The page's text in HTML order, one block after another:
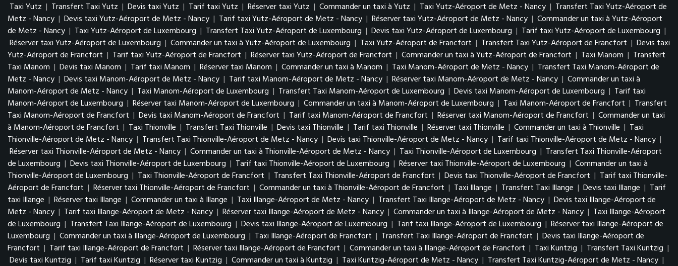
Taxi Yutz | Transfert Taxi Yutz | Devis taxi Yutz | Tarif taxi Yutz | Réserver taxi Yutz | Commander un taxi à Yutz | Taxi Yutz-Aéroport de Metz - Nancy | Transfert Taxi Yutz-Aéroport de
Metz - Nancy | Devis taxi Yutz-Aéroport de Metz - Nancy | Tarif taxi Yutz-Aéroport de Metz - Nancy | Réserver taxi Yutz-Aéroport de Metz - Nancy | Commander un taxi à Yutz-Aéroport
de Metz - Nancy | Taxi Yutz-Aéroport de Luxembourg | Transfert Taxi Yutz-Aéroport de Luxembourg | Devis taxi Yutz-Aéroport de Luxembourg | Tarif taxi Yutz-Aéroport de Luxembourg |
Réserver taxi Yutz-Aéroport de Luxembourg | Commander un taxi à Yutz-Aéroport de Luxembourg | Taxi Yutz-Aéroport de Francfort | Transfert Taxi Yutz-Aéroport de Francfort | Devis taxi
Yutz-Aéroport de Francfort | Tarif taxi Yutz-Aéroport de Francfort | Réserver taxi Yutz-Aéroport de Francfort | Commander un taxi à Yutz-Aéroport de Francfort | Taxi Manom | Transfert
Taxi Manom | Devis taxi Manom | Tarif taxi Manom | Réserver taxi Manom | Commander un taxi à Manom | Taxi Manom-Aéroport de Metz - Nancy | Transfert Taxi Manom-Aéroport de
Metz - Nancy | Devis taxi Manom-Aéroport de Metz - Nancy | Tarif taxi Manom-Aéroport de Metz - Nancy | Réserver taxi Manom-Aéroport de Metz - Nancy | Commander un taxi à
Manom-Aéroport de Metz - Nancy | Taxi Manom-Aéroport de Luxembourg | Transfert Taxi Manom-Aéroport de Luxembourg | Devis taxi Manom-Aéroport de Luxembourg | Tarif taxi
Manom-Aéroport de Luxembourg | Réserver taxi Manom-Aéroport de Luxembourg | Commander un taxi à Manom-Aéroport de Luxembourg | Taxi Manom-Aéroport de Francfort | Transfert
Taxi Manom-Aéroport de Francfort | Devis taxi Manom-Aéroport de Francfort | Tarif taxi Manom-Aéroport de Francfort | Réserver taxi Manom-Aéroport de Francfort | Commander un taxi
à Manom-Aéroport de Francfort | Taxi Thionville | Transfert Taxi Thionville | Devis taxi Thionville | Tarif taxi Thionville | Réserver taxi Thionville | Commander un taxi à Thionville | Taxi
Thionville-Aéroport de Metz - Nancy | Transfert Taxi Thionville-Aéroport de Metz - Nancy | Devis taxi Thionville-Aéroport de Metz - Nancy | Tarif taxi Thionville-Aéroport de Metz - Nancy |
Réserver taxi Thionville-Aéroport de Metz - Nancy | Commander un taxi à Thionville-Aéroport de Metz - Nancy | Taxi Thionville-Aéroport de Luxembourg | Transfert Taxi Thionville-Aéroport
de Luxembourg | Devis taxi Thionville-Aéroport de Luxembourg | Tarif taxi Thionville-Aéroport de Luxembourg | Réserver taxi Thionville-Aéroport de Luxembourg | Commander un taxi à
Thionville-Aéroport de Luxembourg | Taxi Thionville-Aéroport de Francfort | Transfert Taxi Thionville-Aéroport de Francfort | Devis taxi Thionville-Aéroport de Francfort | Tarif taxi Thionville-
Aéroport de Francfort | Réserver taxi Thionville-Aéroport de Francfort | Commander un taxi à Thionville-Aéroport de Francfort | Taxi Illange | Transfert Taxi Illange | Devis taxi Illange | Tarif
taxi Illange | Réserver taxi Illange | Commander un taxi à Illange | Taxi Illange-Aéroport de Metz - Nancy | Transfert Taxi Illange-Aéroport de Metz - Nancy | Devis taxi Illange-Aéroport de
Metz - Nancy | Tarif taxi Illange-Aéroport de Metz - Nancy | Réserver taxi Illange-Aéroport de Metz - Nancy | Commander un taxi à Illange-Aéroport de Metz - Nancy | Taxi Illange-Aéroport
de Luxembourg | Transfert Taxi Illange-Aéroport de Luxembourg | Devis taxi Illange-Aéroport de Luxembourg | Tarif taxi Illange-Aéroport de Luxembourg | Réserver taxi Illange-Aéroport de
Luxembourg | Commander un taxi à Illange-Aéroport de Luxembourg | Taxi Illange-Aéroport de Francfort | Transfert Taxi Illange-Aéroport de Francfort | Devis taxi Illange-Aéroport de
Francfort | Tarif taxi Illange-Aéroport de Francfort | Réserver taxi Illange-Aéroport de Francfort | Commander un taxi à Illange-Aéroport de Francfort | Taxi Kuntzig | Transfert Taxi Kuntzig |
Devis taxi Kuntzig | Tarif taxi Kuntzig | Réserver taxi Kuntzig | Commander un taxi à Kuntzig | Taxi Kuntzig-Aéroport de Metz - Nancy | Transfert Taxi Kuntzig-Aéroport de Metz - Nancy |